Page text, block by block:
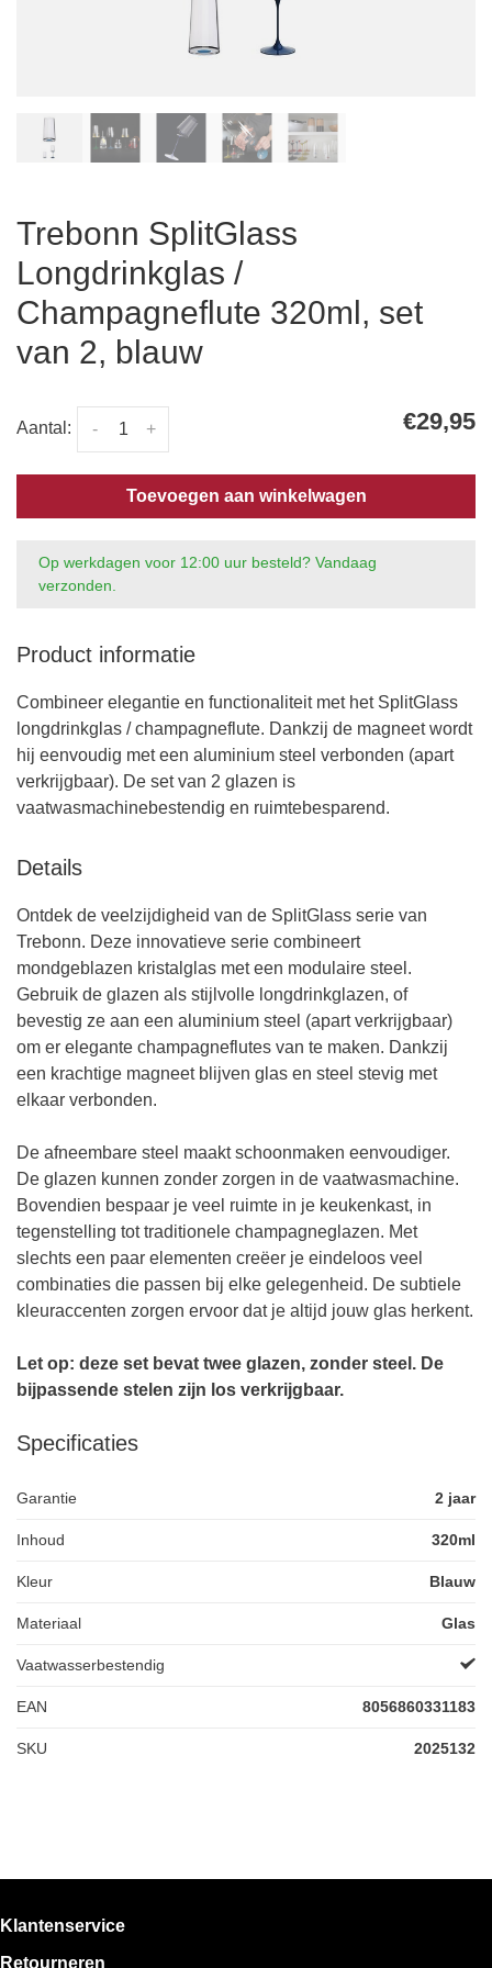
Trebonn SplitGlass
Longdrinkglas /
Champagneflute 320ml, set
van 2, blauw
Aantal: +
- €29,95
Toevoegen aan winkelwagen
Op werkdagen voor 12:00 uur besteld? Vandaag
verzonden.
Product informatie
Combineer elegantie en functionaliteit met het SplitGlass
longdrinkglas / champagneflute. Dankzij de magneet wordt
hij eenvoudig met een aluminium steel verbonden (apart
verkrijgbaar). De set van 2 glazen is
vaatwasmachinebestendig en ruimtebesparend.
Details
Ontdek de veelzijdigheid van de SplitGlass serie van
Trebonn. Deze innovatieve serie combineert
mondgeblazen kristalglas met een modulaire steel.
Gebruik de glazen als stijlvolle longdrinkglazen, of
bevestig ze aan een aluminium steel (apart verkrijgbaar)
om er elegante champagneflutes van te maken. Dankzij
een krachtige magneet blijven glas en steel stevig met
elkaar verbonden.
De afneembare steel maakt schoonmaken eenvoudiger.
De glazen kunnen zonder zorgen in de vaatwasmachine.
Bovendien bespaar je veel ruimte in je keukenkast, in
tegenstelling tot traditionele champagneglazen. Met
slechts een paar elementen creëer je eindeloos veel
combinaties die passen bij elke gelegenheid. De subtiele
kleuraccenten zorgen ervoor dat je altijd jouw glas herkent.
Let op: deze set bevat twee glazen, zonder steel. De
bijpassende stelen zijn los verkrijgbaar.
Specificaties
Garantie 2 jaar
Inhoud 320ml
Kleur Blauw
Materiaal Glas
Vaatwasserbestendig
EAN 8056860331183
SKU 2025132
Klantenservice
Retourneren